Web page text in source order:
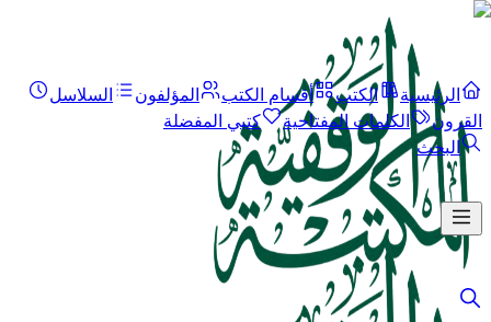
الرئيسية الكتب أقسام الكتب المؤلفون
السلاسل
القرون
الكلمات المفتاحية
كتبي المفضلة
البحث